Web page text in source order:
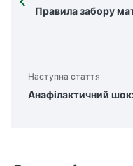
Правила забору
Наступна стаття
Анафілактичний